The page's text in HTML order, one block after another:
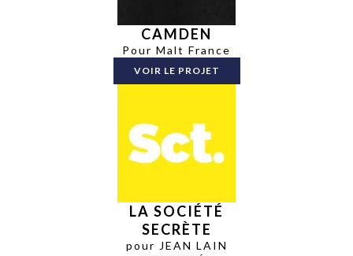
CAMDEN
Pour Malt France
VOIR LE PROJET
LA SOCIÉTÉ
SECRÈTE
pour JEAN LAIN